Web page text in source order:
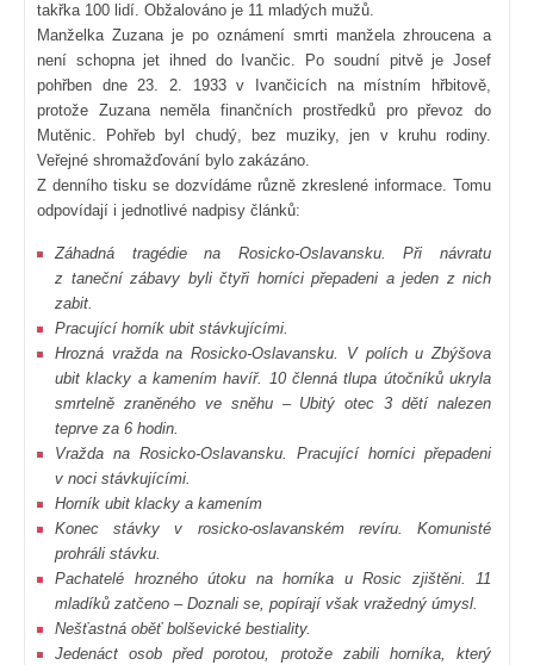
takřka 100 lidí. Obžalováno je 11 mladých mužů.
Manželka Zuzana je po oznámení smrti manžela zhroucena a
není schopna jet ihned do Ivančic. Po soudní pitvě je Josef
pohřben dne 23. 2. 1933 v Ivančicích na místním hřbitově,
protože Zuzana neměla finančních prostředků pro převoz do
Mutěnic. Pohřeb byl chudý, bez muziky, jen v kruhu rodiny.
Veřejné shromažďování bylo zakázáno.
Z denního tisku se dozvídáme různě zkreslené informace. Tomu
odpovídají i jednotlivé nadpisy článků:
Záhadná tragédie na Rosicko-Oslavansku. Při návratu
z taneční zábavy byli čtyři horníci přepadeni a jeden z nich
zabit.
Pracující horník ubit stávkujícími.
Hrozná vražda na Rosicko-Oslavansku. V polích u Zbýšova
ubit klacky a kamením havíř. 10 členná tlupa útočníků ukryla
smrtelně zraněného ve sněhu – Ubitý otec 3 dětí nalezen
teprve za 6 hodin.
Vražda na Rosicko-Oslavansku. Pracující horníci přepadeni
v noci stávkujícími.
Horník ubit klacky a kamením
Konec stávky v rosicko-oslavanském revíru. Komunisté
prohráli stávku.
Pachatelé hrozného útoku na horníka u Rosic zjištěni. 11
mladíků zatčeno – Doznali se, popírají však vražedný úmysl.
Nešťastná oběť bolševické bestiality.
Jedenáct osob před porotou, protože zabili horníka, který